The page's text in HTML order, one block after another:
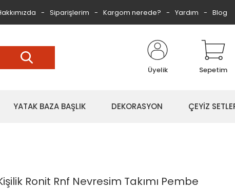
Siparişlerim Kargom nerede? Yardım Blog
Üyelik Sepetim
YATAK BAZA BAŞLIK DEKORASYON ÇEYİZ
Ronit Rnf Nevresim Takımı Pembe